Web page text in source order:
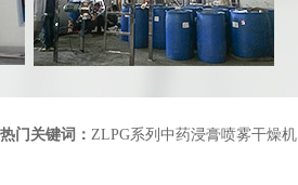
热门关键词： ZLPG系列中药浸膏喷雾干燥机